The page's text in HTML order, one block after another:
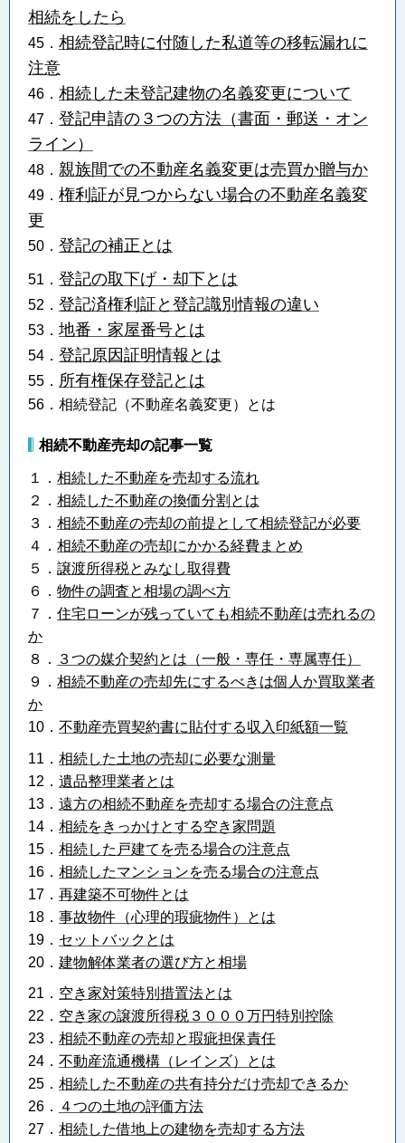
相続をしたら
45． 相続登記時に付随した私道等の移転漏れに
注意
46． 相続した未登記建物の名義変更について
47． 登記申請の３つの方法（書面・郵送・オン
ライン）
48． 親族間での不動産名義変更は売買か贈与か
49． 権利証が見つからない場合の不動産名義変
更
50． 登記の補正とは
51． 登記の取下げ・却下とは
52． 登記済権利証と登記識別情報の違い
53． 地番・家屋番号とは
54． 登記原因証明情報とは
55． 所有権保存登記とは
56．相続登記（不動産名義変更）とは
相続不動産売却の記事一覧
１． 相続した不動産を売却する流れ
２． 相続した不動産の換価分割とは
３． 相続不動産の売却の前提として相続登記が必要
４． 相続不動産の売却にかかる経費まとめ
５． 譲渡所得税とみなし取得費
６． 物件の調査と相場の調べ方
７． 住宅ローンが残っていても相続不動産は売れるの
か
８．
３つの媒介契約とは（一般・専任・専属専任）
９． 相続不動産の売却先にするべきは個人か買取業者
か
10． 不動産売買契約書に貼付する収入印紙額一覧
11． 相続した土地の売却に必要な測量
12． 遺品整理業者とは
13． 遠方の相続不動産を売却する場合の注意点
14． 相続をきっかけとする空き家問題
15． 相続した戸建てを売る場合の注意点
16． 相続したマンションを売る場合の注意点
17． 再建築不可物件とは
18． 事故物件（心理的瑕疵物件）とは
19． セットバックとは
20． 建物解体業者の選び方と相場
21． 空き家対策特別措置法とは
22． 空き家の譲渡所得税３０００万円特別控除
23． 相続不動産の売却と瑕疵担保責任
24． 不動産流通機構（レインズ）とは
25． 相続した不動産の共有持分だけ売却できるか
26． ４つの土地の評価方法
27． 相続した借地上の建物を売却する方法